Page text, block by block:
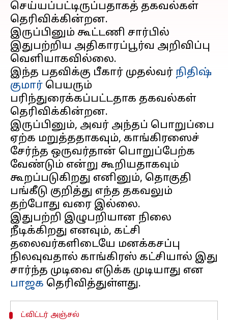
செய்யப்பட்டிருப்பதாகத் தகவல்கள்
தெரிவிக்கின்றன.
இருப்பினும் கூட்டணி சார்பில்
இதுபற்றிய அதிகாரப்பூர்வ அறிவிப்பு
வெளியாகவில்லை.
இந்த பதவிக்கு பீகார் முதல்வர் நிதிஷ்
குமார் பெயரும்
பரிந்துரைக்கப்பட்டதாக தகவல்கள்
தெரிவிக்கின்றன.
இருப்பினும், அவர் அந்தப் பொறுப்பை
ஏற்க மறுத்ததாகவும், காங்கிரஸைச்
சேர்ந்த ஒருவர்தான் பொறுப்பேற்க
வேண்டும் என்று கூறியதாகவும்
கூறப்படுகிறது எனினும், தொகுதி
பங்கீடு குறித்து எந்த தகவலும்
தற்போது வரை இல்லை.
இதுபற்றி இழுபறியான நிலை
நீடிக்கிறது எனவும், கட்சி
தலைவர்களிடையே மனக்கசப்பு
நிலவுவதால் காங்கிரஸ் கட்சியால் இது
சார்ந்த முடிவை எடுக்க முடியாது என
பாஜக
ட்விட்டர் அஞ்சல்